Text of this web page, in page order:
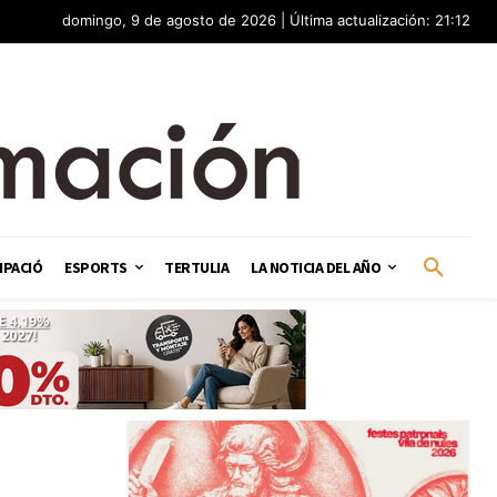
domingo, 9 de agosto de 2026 | Última actualización: 21:12
ESPORTS TERTULIA LA NOTICIA DEL AÑO